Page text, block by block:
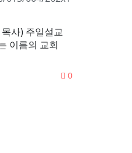
사) 주일설교
이름의 교회
0